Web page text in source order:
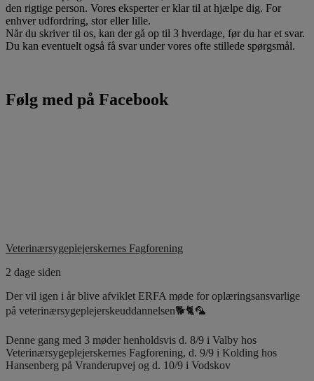
den rigtige person. Vores eksperter er klar til at hjælpe dig. For
enhver udfordring, stor eller lille.
Når du skriver til os, kan der gå op til 3 hverdage, før du har et svar.
Du kan eventuelt også få svar under vores ofte stillede spørgsmål.
Følg med på Facebook
Veterinærsygeplejerskernes Fagforening
2 dage siden
Der vil igen i år blive afviklet ERFA møde for oplæringsansvarlige
på veterinærsygeplejerskeuddannelsen🐕🐈🦜
Denne gang med 3 møder henholdsvis d. 8/9 i Valby hos
Veterinærsygeplejerskernes Fagforening, d. 9/9 i Kolding hos
Hansenberg på Vranderupvej og d. 10/9 i Vodskov